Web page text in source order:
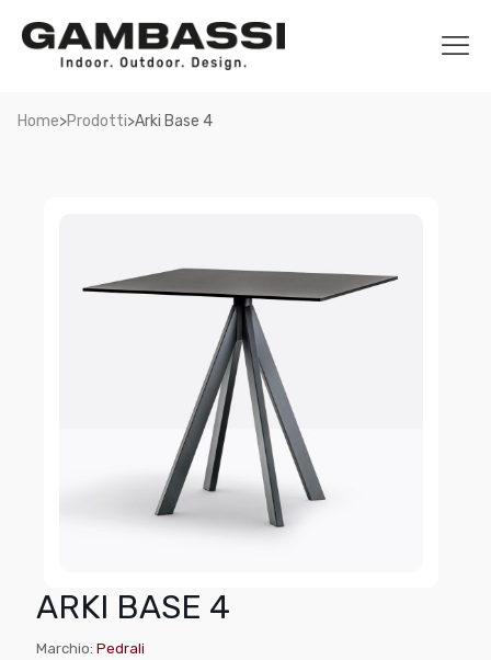
Home>Prodotti>Arki Base 4
ARKI BASE 4
Marchio: Pedrali